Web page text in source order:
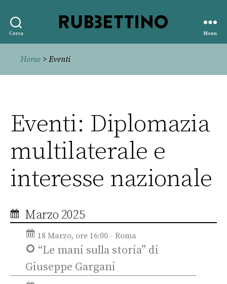
Cerca
editore
Menu
Home > Eventi
Eventi: Diplomazia
multilaterale e
interesse nazionale
Marzo 2025
18 Marzo, ore 16:00 - Roma
“Le mani sulla storia” di
Giuseppe Gargani